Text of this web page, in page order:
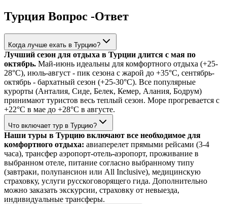
Турция Вопрос -Ответ
Когда лучше ехать в Турцию?
Лучший сезон для отдыха в Турции длится с мая по
октябрь. Май-июнь идеальны для комфортного отдыха (+25-
28°C), июль-август - пик сезона с жарой до +35°C, сентябрь-
октябрь - бархатный сезон (+25-30°C). Все популярные
курорты (Анталия, Сиде, Белек, Кемер, Алания, Бодрум)
принимают туристов весь теплый сезон. Море прогревается с
+22°C в мае до +28°C в августе.
Что включает тур в Турцию?
Наши туры в Турцию включают все необходимое для
комфортного отдыха: авиаперелет прямыми рейсами (3-4
часа), трансфер аэропорт-отель-аэропорт, проживание в
выбранном отеле, питание согласно выбранному типу
(завтраки, полупансион или All Inclusive), медицинскую
страховку, услуги русскоговорящего гида. Дополнительно
можно заказать экскурсии, страховку от невыезда,
индивидуальные трансферы.